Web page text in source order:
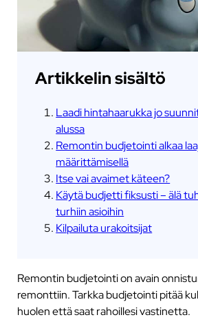
Artikkelin sisältö
Laadi hintahaarukka jo
alussa
Remontin budjetointi alkaa
määrittämisellä
Itse vai avaimet käteen?
Käytä budjetti fiksusti – älä
turhiin asioihin
Kilpailuta urakoitsijat
Remontin budjetointi on avain
remonttiin. Tarkka budjetointi pitää
huolen että saat rahoillesi vastinetta.